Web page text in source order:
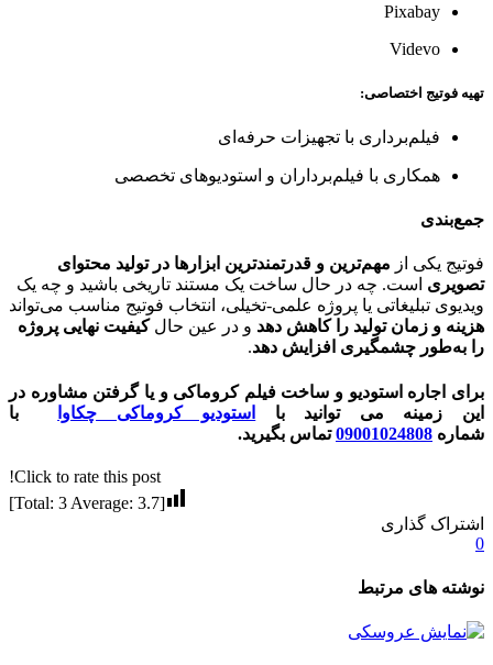
Pixabay
Videvo
تهیه فوتیج اختصاصی:
فیلم‌برداری با تجهیزات حرفه‌ای
همکاری با فیلم‌برداران و استودیوهای تخصصی
جمع‌بندی
فوتیج یکی از مهم‌ترین و قدرتمندترین ابزارها در تولید محتوای
تصویری است. چه در حال ساخت یک مستند تاریخی باشید و چه یک
ویدیوی تبلیغاتی یا پروژه علمی-تخیلی، انتخاب فوتیج مناسب می‌تواند
هزینه و زمان تولید را کاهش دهد و در عین حالکیفیت نهایی پروژه
را به‌طور چشمگیری افزایش دهد.
برای اجاره استودیو و ساخت فیلم کروماکی و یا گرفتن مشاوره در
این زمینه می توانید با
استودیو کروماکی چکاوا
با
شماره 09001024808تماس بگیرید.
Click to rate this post!
[Total:
3 Average: 3.7
]
اشتراک گذاری
0
نوشته های مرتبط